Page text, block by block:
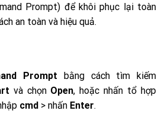
Prompt) để khôi phục lại toàn
an toàn và hiệu quả.
Prompt bằng cách tìm kiếm
và chọn Open, hoặc nhấn tổ hợp
cmd > nhấn Enter.